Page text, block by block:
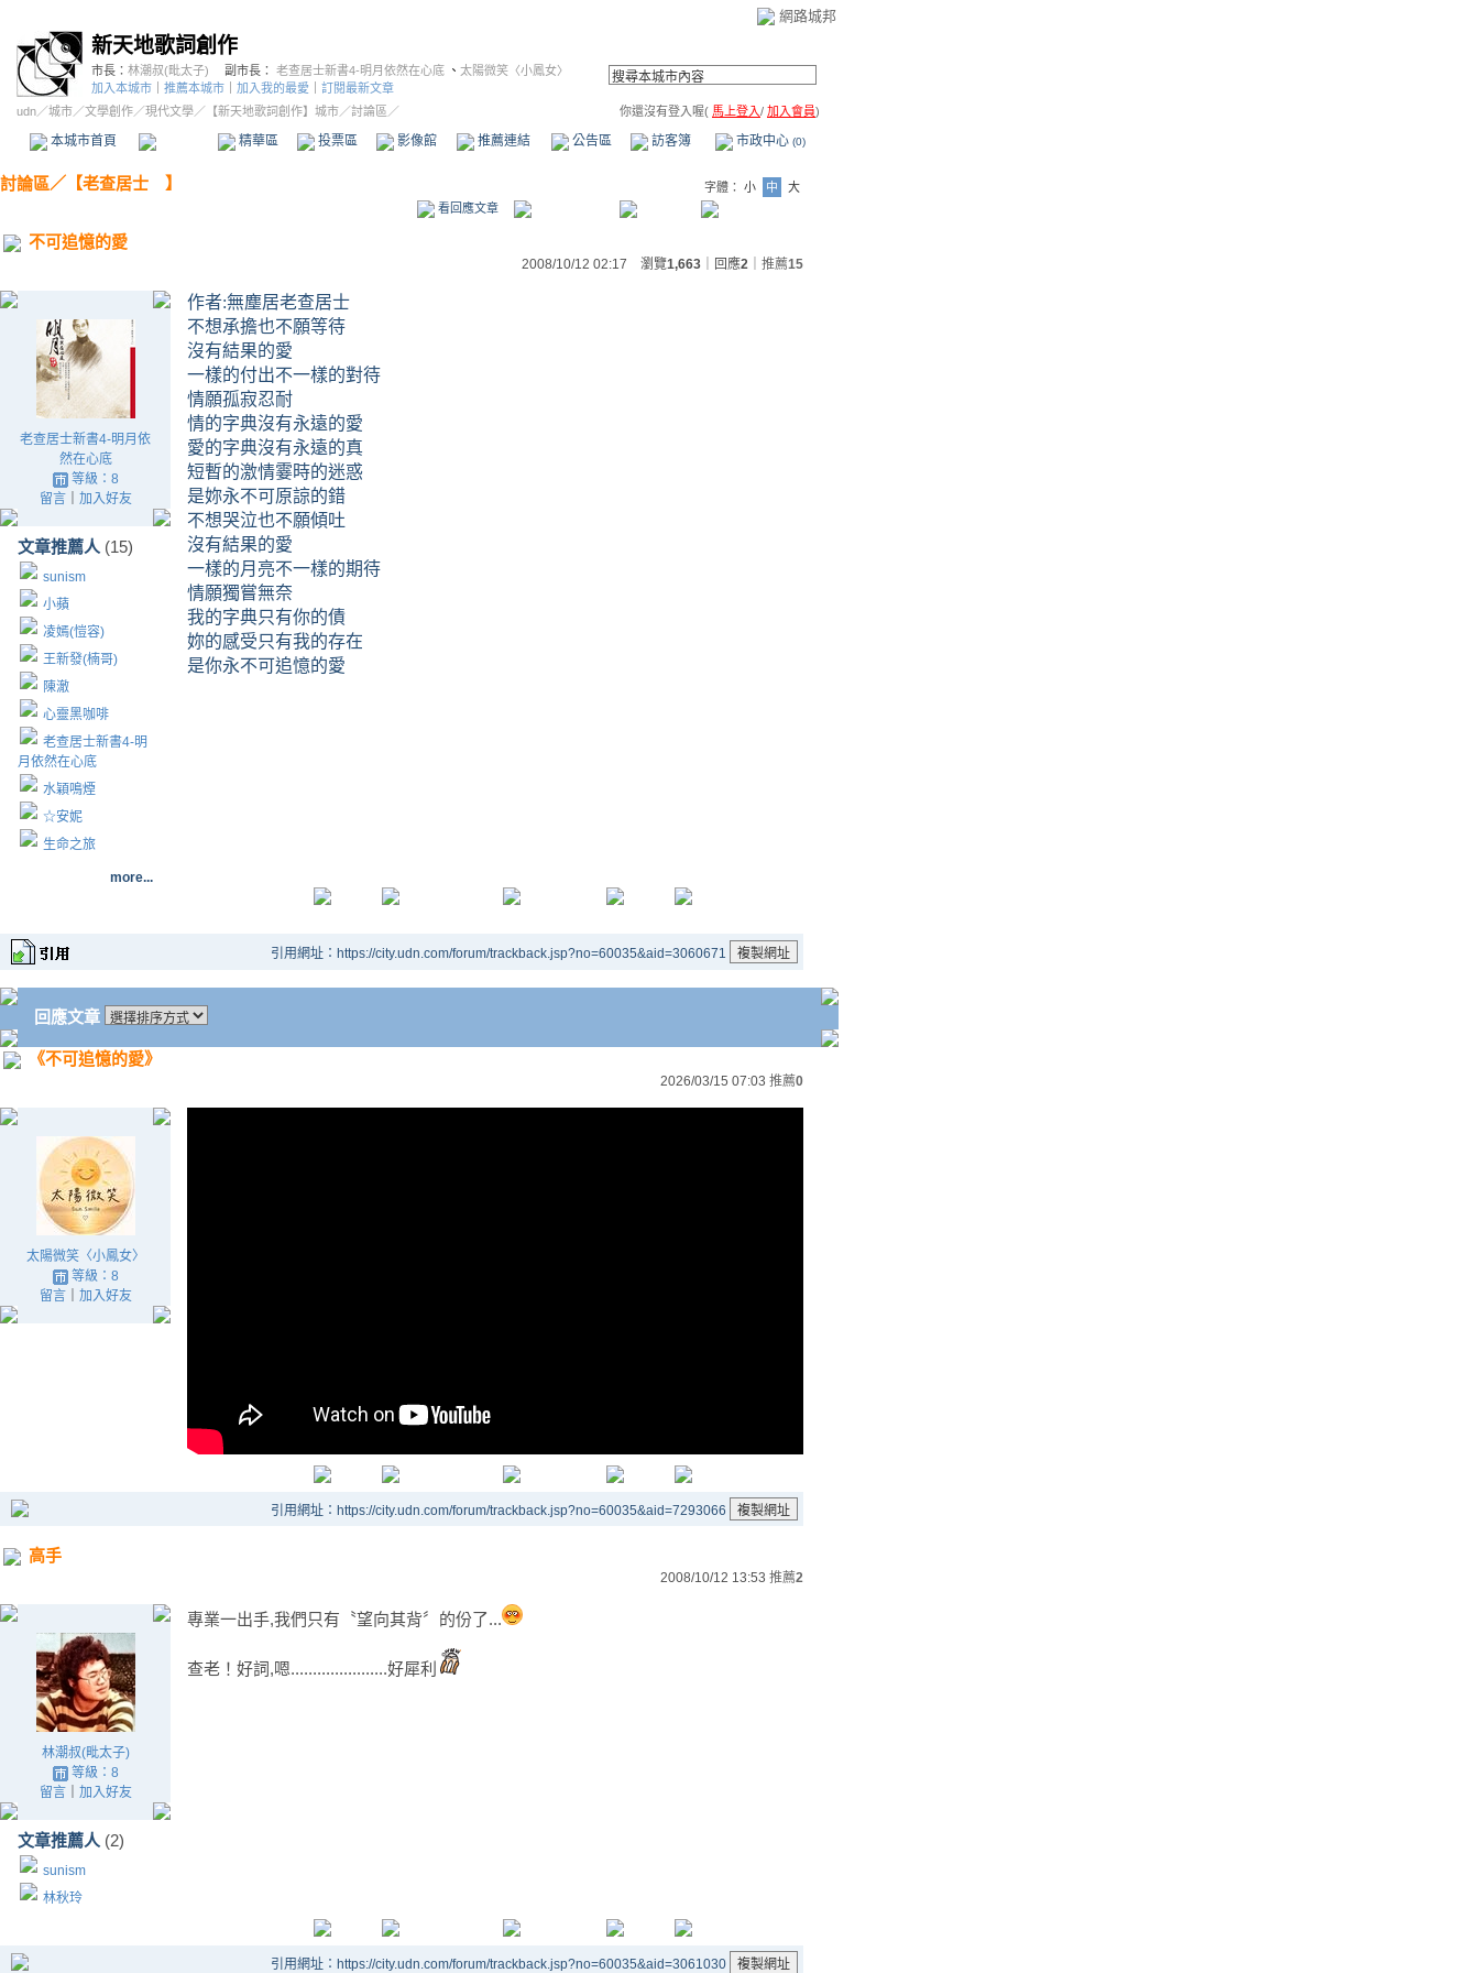
網路城邦
新天地歌詞創作
市長： 林潮叔(毗太子) 副市長： 老查居士新書4-明月依然在心底 、 太陽微笑〈小鳳女〉
加入本城市
推薦本城市 加入我的最愛
訂閱最新文章
udn／城市／文學創作／現代文學／ 【新天地歌詞創作】城市／討論區／ 你還沒有登入喔( 馬上登入/ 加入會員)
本城市首頁 精華區 投票區 影像館 推薦連結 公告區 訪客簿 市政中心 (0)
討論區／ 【老查居士 】 字體： 小 中
大
看回應文章
不可追憶的愛
2008/10/12 02:17 瀏覽1,663 ｜回應2 推薦15
老查居士新書4-明月依
然在心底
等級：8
留言｜ 加入好友
文章推薦人 (15)
sunism
小蘋
凌嫣(愷容)
王新發(楠哥)
陳澈
心靈黑咖啡
老查居士新書4-明
月依然在心底
水穎鳴煙
☆安妮
生命之旅
more...
作者:無塵居老查居士
不想承擔也不願等待
沒有結果的愛
一樣的付出不一樣的對待
情願孤寂忍耐
情的字典沒有永遠的愛
愛的字典沒有永遠的真
短暫的激情霎時的迷惑
是妳永不可原諒的錯
不想哭泣也不願傾吐
沒有結果的愛
一樣的月亮不一樣的期待
情願獨嘗無奈
我的字典只有你的債
妳的感受只有我的存在
是你永不可追憶的愛
引用網址：https://city.udn.com/forum/trackback.jsp?no=60035&aid=3060671
回應文章
《不可追憶的愛》
2026/03/15 07:03 推薦0
太陽微笑〈小鳳女〉
等級：8
留言｜ 加入好友
引用網址：https://city.udn.com/forum/trackback.jsp?no=60035&aid=7293066
高手
2008/10/12 13:53 推薦2
林潮叔(毗太子)
等級：8
留言｜ 加入好友
文章推薦人 (2)
sunism
林秋玲
專業一出手,我們只有〝望向其背〞的份了...
查老！好詞,嗯......................好犀利
引用網址：https://city.udn.com/forum/trackback.jsp?no=60035&aid=3061030